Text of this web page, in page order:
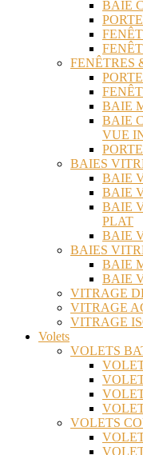
BAIE
FENÊTRES
BAIE
BAIE
VUE
BAIES
BAIE
BAIE
BAIE
PLAT
BAIE
BAIES
BAIE
BAIE
VITRAGE
VITRAGE
VITRAGE
Volets
VOLETS
VOLETS